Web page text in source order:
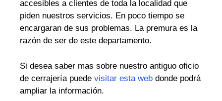
accesibles a clientes de toda la localidad que
piden nuestros servicios. En poco tiempo se
encargaran de sus problemas. La premura es la
razón de ser de este departamento.
Si desea saber mas sobre nuestro antiguo oficio
de cerrajería puede visitar esta web donde podrá
ampliar la información.